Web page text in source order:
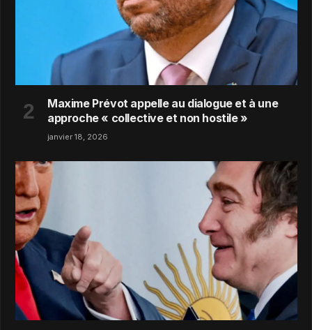
Maxime Prévot appelle au dialogue et à une
approche « collective et non hostile »
janvier 18, 2026